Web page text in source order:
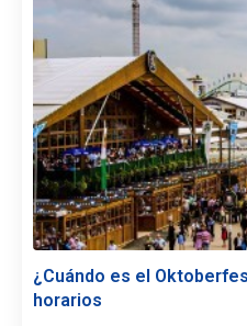
¿Cuándo es el
horarios